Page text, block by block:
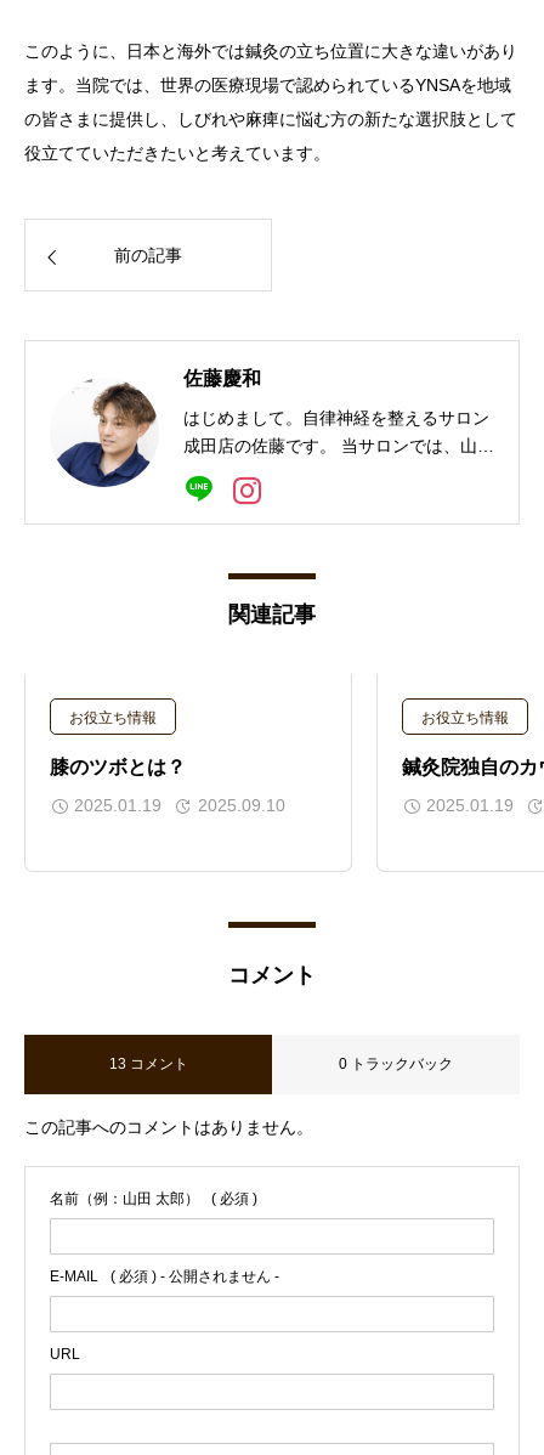
このように、日本と海外では鍼灸の立ち位置に大きな違いがあり
ます。当院では、世界の医療現場で認められているYNSAを地域
の皆さまに提供し、しびれや麻痺に悩む方の新たな選択肢として
役立てていただきたいと考えています。
前の記事
佐藤慶和
はじめまして。自律神経を整えるサロン
成田店の佐藤です。 当サロンでは、山元
式新頭鍼療法（YNSA）を中心に、自律
神経の乱れによる不眠・疲労感・ストレ
ス症状・めまい・耳鳴りなど、幅広いお
困りの方に、少しでも安心と笑顔を取り
戻していただけるよう、丁寧なカウンセ
して、多くの方に寄り添えるサロンを目
関連記事
お役立ち情報
膝のツボとは？
2025.01.19 2025.09.10
お役立ち情報
鍼灸院独自のカ
2025.01.19
コメント
13 コメント 0 トラックバック
この記事へのコメントはありません。
名前（例：山田 太郎） ( 必須 )
E-MAIL ( 必須 ) - 公開されません -
URL